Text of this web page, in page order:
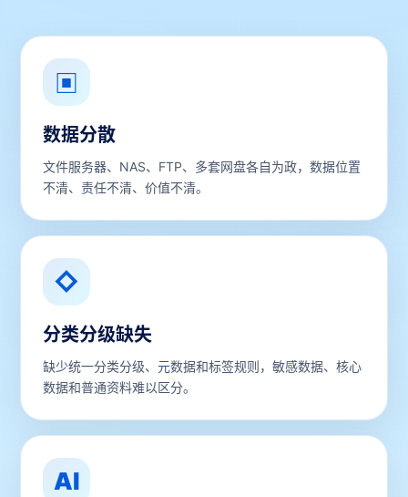
▣
数据分散
文件服务器、NAS、FTP、多套网盘各自为政，数据位置
不清、责任不清、价值不清。
◇
分类分级缺失
缺少统一分类分级、元数据和标签规则，敏感数据、核心
数据和普通资料难以区分。
AI